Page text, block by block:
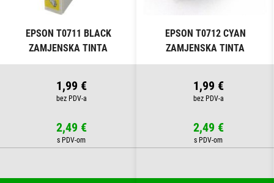
EPSON T0711 BLACK
ZAMJENSKA TINTA
1,99 €
2,49 €
EPSON T0712 CYAN
ZAMJENSKA TINTA
1,99 €
2,49 €